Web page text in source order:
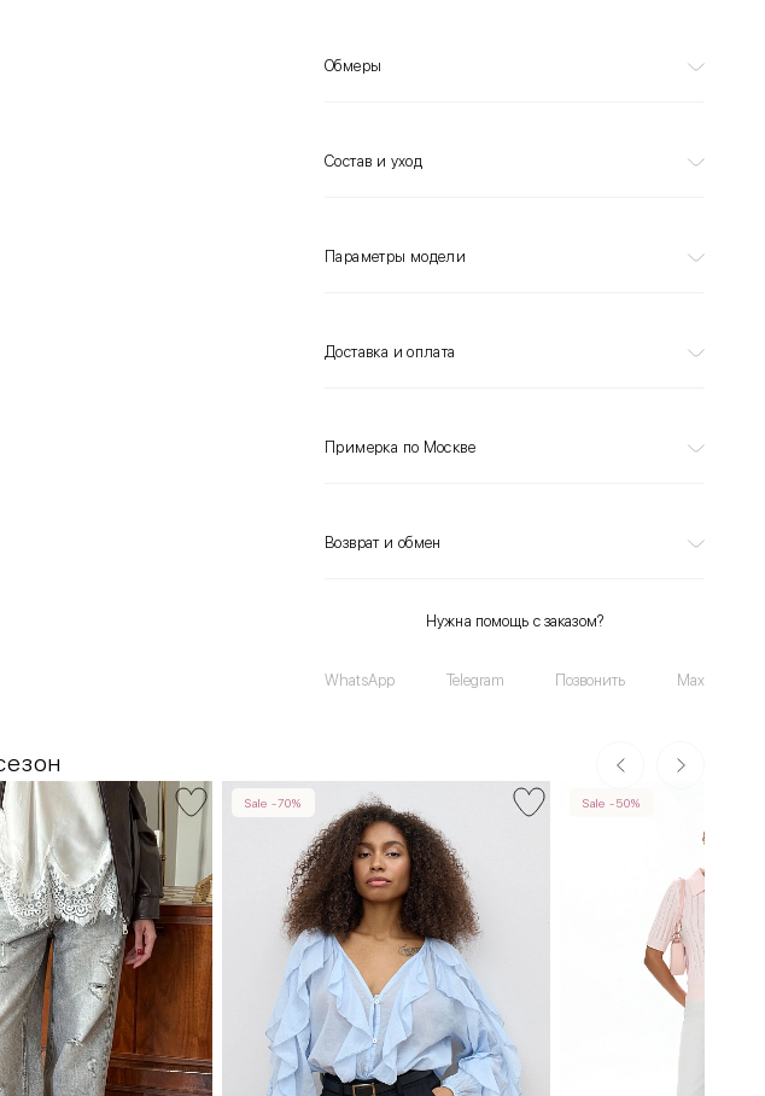
Обмеры
Состав и уход
Параметры модели
Доставка и оплата
Примерка по Москве
Возврат и обмен
Нужна помощь с заказом?
WhatsApp Telegram Позвонить Max
Sale -70% Sale -50%